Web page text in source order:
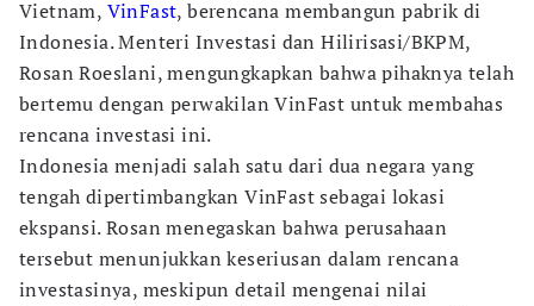
Vietnam, VinFast, berencana membangun pabrik di
Indonesia. Menteri Investasi dan Hilirisasi/BKPM,
Rosan Roeslani, mengungkapkan bahwa pihaknya telah
bertemu dengan perwakilan VinFast untuk membahas
rencana investasi ini.
Indonesia menjadi salah satu dari dua negara yang
tengah dipertimbangkan VinFast sebagai lokasi
ekspansi. Rosan menegaskan bahwa perusahaan
tersebut menunjukkan keseriusan dalam rencana
investasinya, meskipun detail mengenai nilai